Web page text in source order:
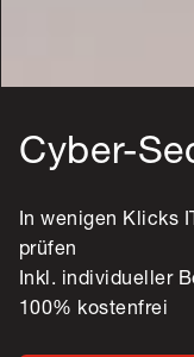
Cyber-
In wenigen Klicks
prüfen
Inkl. individueller
100% kostenfrei